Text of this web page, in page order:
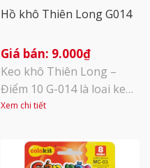
Hồ khô Thiên Long G014
9.000₫
Keo khô Thiên Long –
Điểm 10 G-014 là loại keo
chuyên dùng để dán giấy,
thuận tiện, không lo bị
chảy, bám dính tay như
Xem chi tiết